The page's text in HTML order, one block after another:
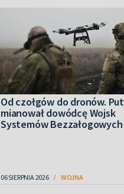
Od czołgów do dronów.
mianował dowódcę Wojsk
Systemów Bezzałogowych
06 SIERPNIA 2026 WOJNA